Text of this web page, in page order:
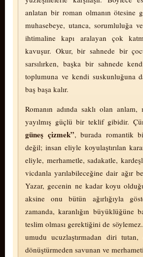
anlatan bir roman olmanın ötesine
mu­ha­se­be­ye, utanca, sorumluluğa
ihtimaline kapı aralayan çok
kavuşur. Okur, bir sahnede bir
sarsılırken, başka bir sahnede
toplumuna ve kendi suskunluğuna
baş başa kalır.
Romanın adında saklı olan
yayılmış güçlü bir teklif gibidir.
güneş çizmek”, burada romantik
değil; insan eliyle koyulaştırılan
eliyle, mer­ha­met­le, sadakatle,
vic­dan­la yarılabileceğine dair ağır
Yazar, gecenin ne kadar koyu
aksine onu bütün ağırlığıyla
zamanda, karanlığın büyüklüğüne
teslim olması gerektiğini de
umudu ucuzlaştırmadan diri tutan,
dönüştürmeden savunan ve